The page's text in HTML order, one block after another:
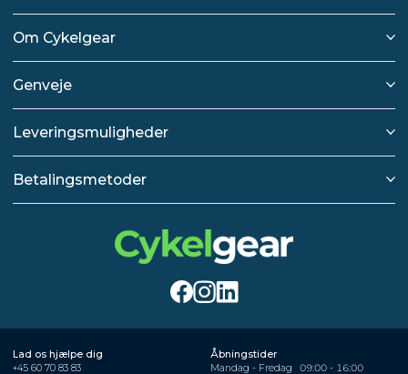
Om Cykelgear
Genveje
Leveringsmuligheder
Betalingsmetoder
Lad os hjælpe dig
+45 60 70 83 83
Åbningstider
Mandag - Fredag
09:00 - 16:00